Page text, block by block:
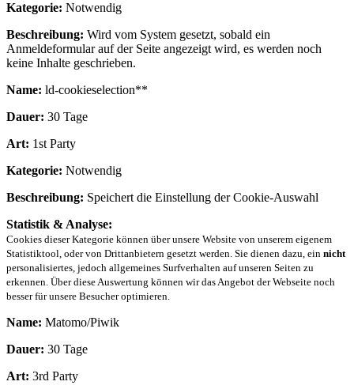
Kategorie: Notwendig
Beschreibung: Wird vom System gesetzt, sobald ein
Anmeldeformular auf der Seite angezeigt wird, es werden noch
keine Inhalte geschrieben.
Name: ld-cookieselection**
Dauer: 30 Tage
Art: 1st Party
Kategorie: Notwendig
Beschreibung: Speichert die Einstellung der Cookie-Auswahl
Statistik & Analyse:
Cookies dieser Kategorie können über unsere Website von unserem eigenem
Statistiktool, oder von Drittanbietern gesetzt werden. Sie dienen dazu, ein nicht
personalisiertes, jedoch allgemeines Surfverhalten auf unseren Seiten zu
erkennen. Über diese Auswertung können wir das Angebot der Webseite noch
besser für unsere Besucher optimieren.
Name: Matomo/Piwik
Dauer: 30 Tage
Art: 3rd Party